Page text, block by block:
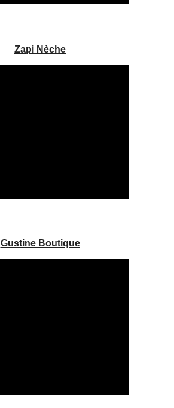
Zapi Nèche
Gustine Boutique